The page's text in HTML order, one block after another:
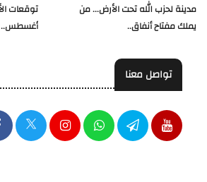
أغسطس..
مدينة لحزب الله تحت الأرض... من
يملك مفتاح أنفاق..
تواصل معنا